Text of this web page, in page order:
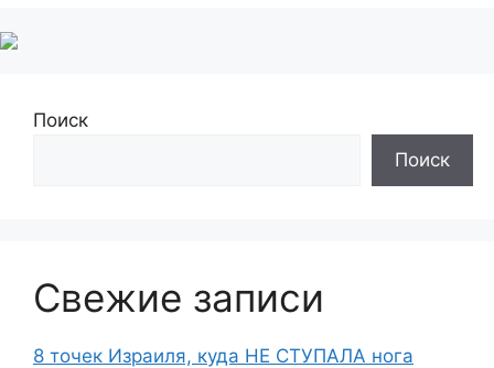
Поиск
Поиск
Свежие записи
8 точек Израиля, куда НЕ СТУПАЛА нога